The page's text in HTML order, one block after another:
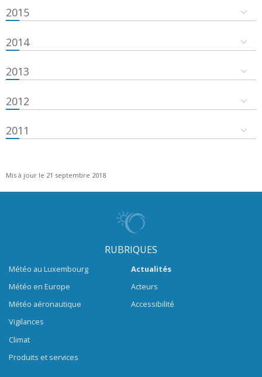
2015
2014
2013
2012
2011
Mis à jour le 21 septembre 2018
RUBRIQUES
Météo au Luxembourg
Météo en Europe
Météo aéronautique
Vigilances
Climat
Produits et services
Actualités
Acteurs
Accessibilité